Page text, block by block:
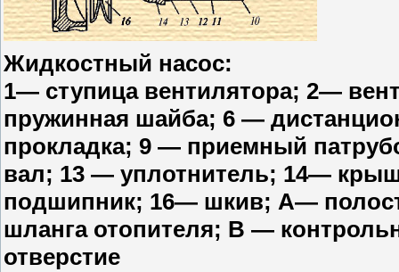
Жидкостный насос:
1— ступица вентилятора; 2—
пружинная шайба; 6 —
прокладка; 9 — приемный
вал; 13 — уплотнитель; 14—
подшипник; 16— шкив; А—
шланга отопителя; В —
отверстие